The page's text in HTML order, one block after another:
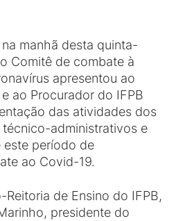
manhã desta quinta-
Comitê de combate à
apresentou ao
ao Procurador do IFPB
das atividades dos
administrativos e
este período de
ao Covid-19.
de Ensino do IFPB,
presidente do